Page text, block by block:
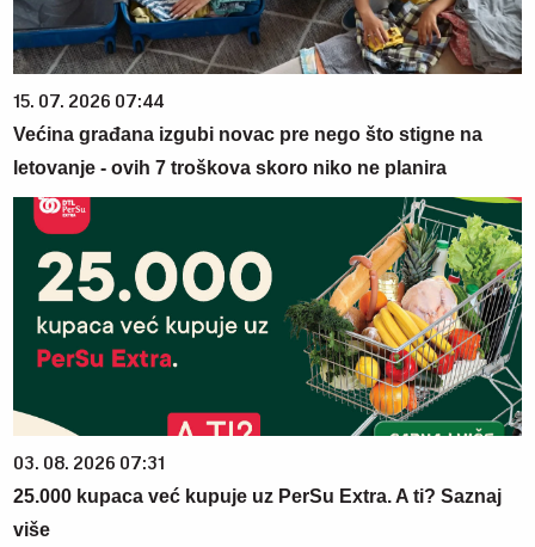
15. 07. 2026 07:44
Većina građana izgubi novac pre nego što stigne na
letovanje - ovih 7 troškova skoro niko ne planira
03. 08. 2026 07:31
25.000 kupaca već kupuje uz PerSu Extra. A ti? Saznaj
više